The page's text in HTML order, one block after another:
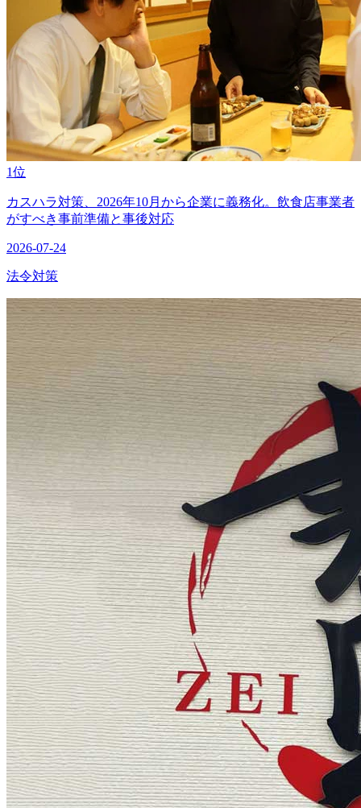
1位
カスハラ対策、2026年10月から企業に義務化。飲食店事業者
がすべき事前準備と事後対応
2026-07-24
法令対策